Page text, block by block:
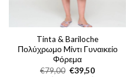
Tinta & Bariloche
Πολύχρωμο Mίντι Γυναικείο
Φόρεμα
€79,00 Original
€39,50Η